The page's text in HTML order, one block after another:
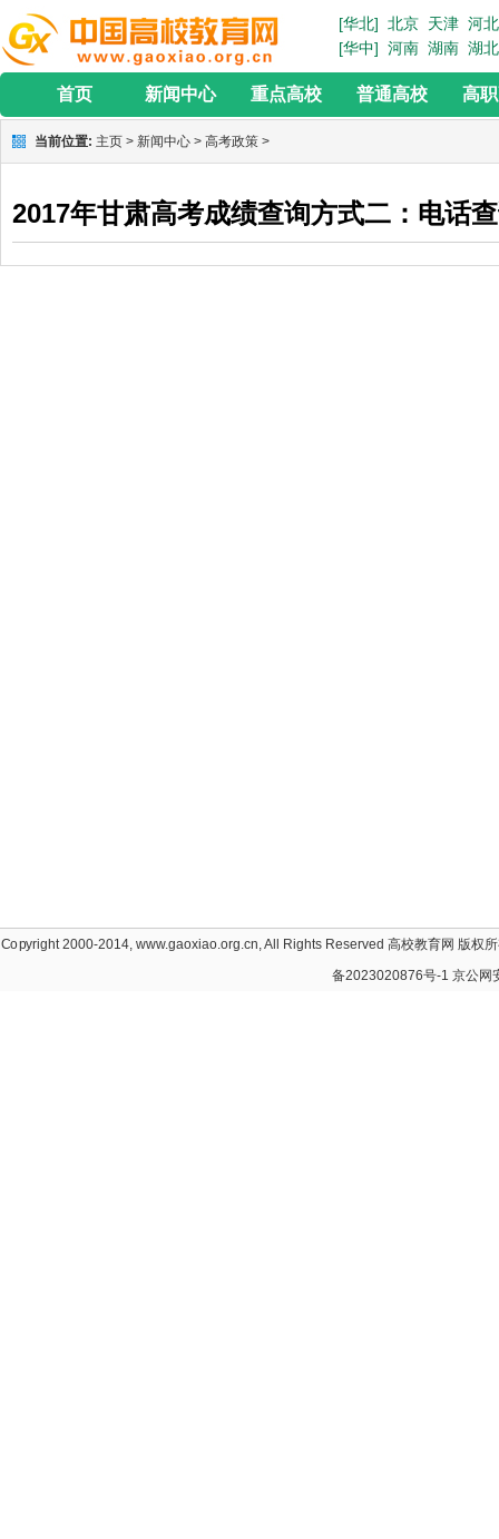
[华北] 北京 天津 河北
[华中] 河南 湖南 湖北
首页 新闻中心 重点高校 普通高校 高
当前位置: 主页 > 新闻中心 > 高考政策 >
2017年甘肃高考成绩查询方式二：电话
Copyright 2000-2014, www.gaoxiao.org.cn, All Rights Reserved高校教育网 版权
备2023020876号-1 京公网